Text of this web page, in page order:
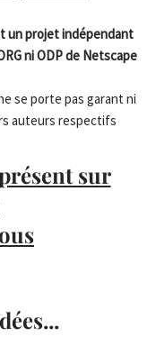
un projet indépendant
ni ODP de Netscape
se porte pas garant ni
auteurs respectifs
sur